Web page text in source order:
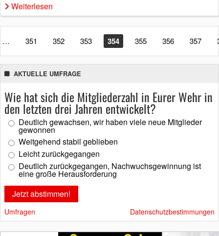
Weiterlesen
… 351 352 353 354 355 356 357
AKTUELLE UMFRAGE
Wie hat sich die Mitgliederzahl in Eurer Wehr in
den letzten drei Jahren entwickelt?
Deutlich gewachsen, wir haben viele neue Mitglieder
gewonnen
Weitgehend stabil geblieben
Leicht zurückgegangen
Deutlich zurückgegangen, Nachwuchsgewinnung ist
eine große Herausforderung
Umfragen Datenschutzbestimmungen